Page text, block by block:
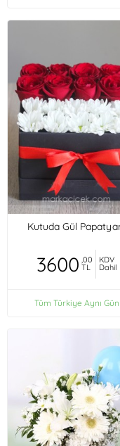
Kutuda Gül
3600 ,00
TL
KDV
Dahil
Tüm Türkiye Aynı Gün